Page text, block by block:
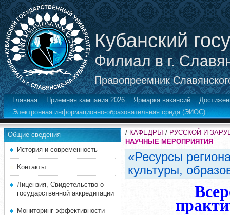
Кубанский
Филиал в г.
Правопреемник
Главная Приемная кампания 2026 Ярмарка вакансий
Электронная информационно-образовательная среда (ЭИОС)
Общие сведения
История и современность
Контакты
Лицензия, Свидетельство о
государственной аккредитации
Мониторинг эффективности
/ КАФЕДРЫ / РУССКОЙ И
НАУЧНЫЕ МЕРОПРИЯТИЯ
«Ресурсы
культуры,